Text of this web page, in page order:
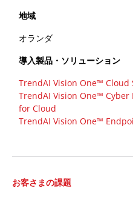
地域
オランダ
導入製品・ソリューション
TrendAI Vision One™ Cloud
TrendAI Vision One™
for Cloud
TrendAI Vision One™
お客さまの課題